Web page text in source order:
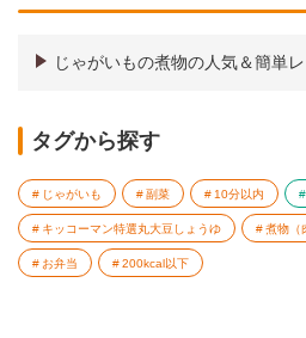
じゃがいもの煮物の人気＆簡単
タグから探す
じゃがいも 副菜 10分以内
キッコーマン特選丸大豆しょうゆ 煮物（
お弁当 200kcal以下